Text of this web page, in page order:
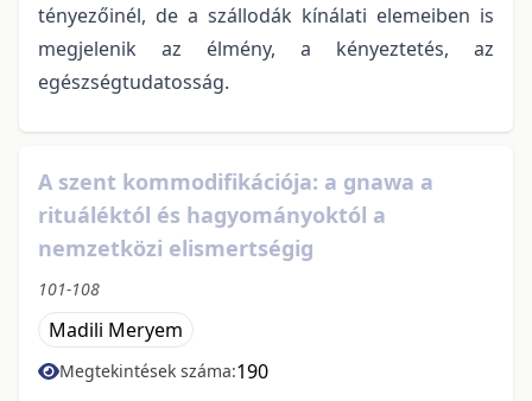
tényezőinél, de a szállodák kínálati elemeiben is
megjelenik az élmény, a kényeztetés, az
egészségtudatosság.
A szent kommodifikációja: a gnawa a
rituáléktól és hagyományoktól a
nemzetközi elismertségig
101-108
Madili Meryem
Megtekintések száma:190